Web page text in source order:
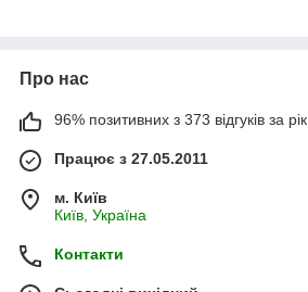
Про нас
96% позитивних з 373 відгуків за рік
Працює з 27.05.2011
м. Київ
Київ, Україна
Контакти